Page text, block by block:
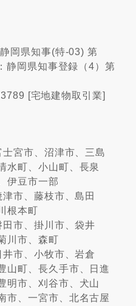
岡県知事(特-03) 第
岡県知事登録（4）第
[宅地建物取引業]
宮市、沼津市、三島
水町、小山町、長泉
伊豆市一部
市、藤枝市、島田
根本町
市、掛川市、袋井
川市、森町
市、小牧市、岩倉
山町、長久手市、日進
明市、刈谷市、犬山
市、一宮市、北名古屋